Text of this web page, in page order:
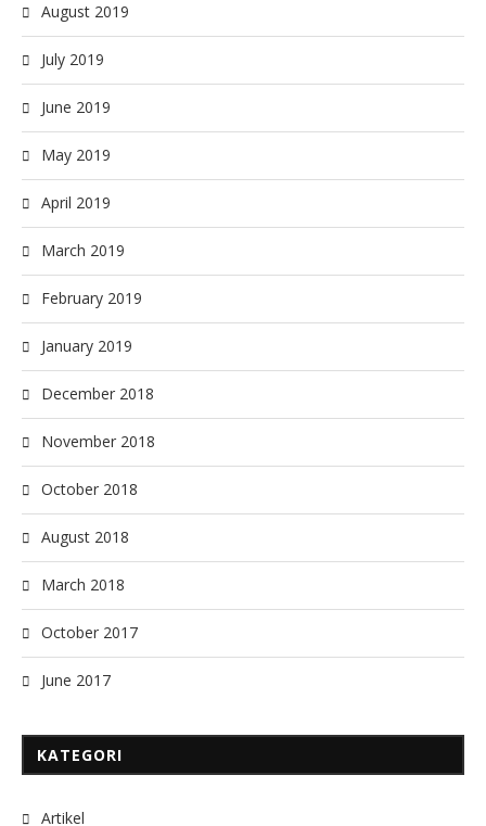
August 2019
July 2019
June 2019
May 2019
April 2019
March 2019
February 2019
January 2019
December 2018
November 2018
October 2018
August 2018
March 2018
October 2017
June 2017
KATEGORI
Artikel